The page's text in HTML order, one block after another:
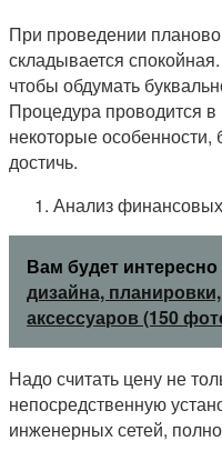
При проведении
складывается
чтобы обдумать
Процедура проводится
некоторые особенности,
достичь.
Анализ
Вам будет интересно
дизайна,
аксессуаров (150
Надо считать цену не
непосредственную
инженерных сетей,